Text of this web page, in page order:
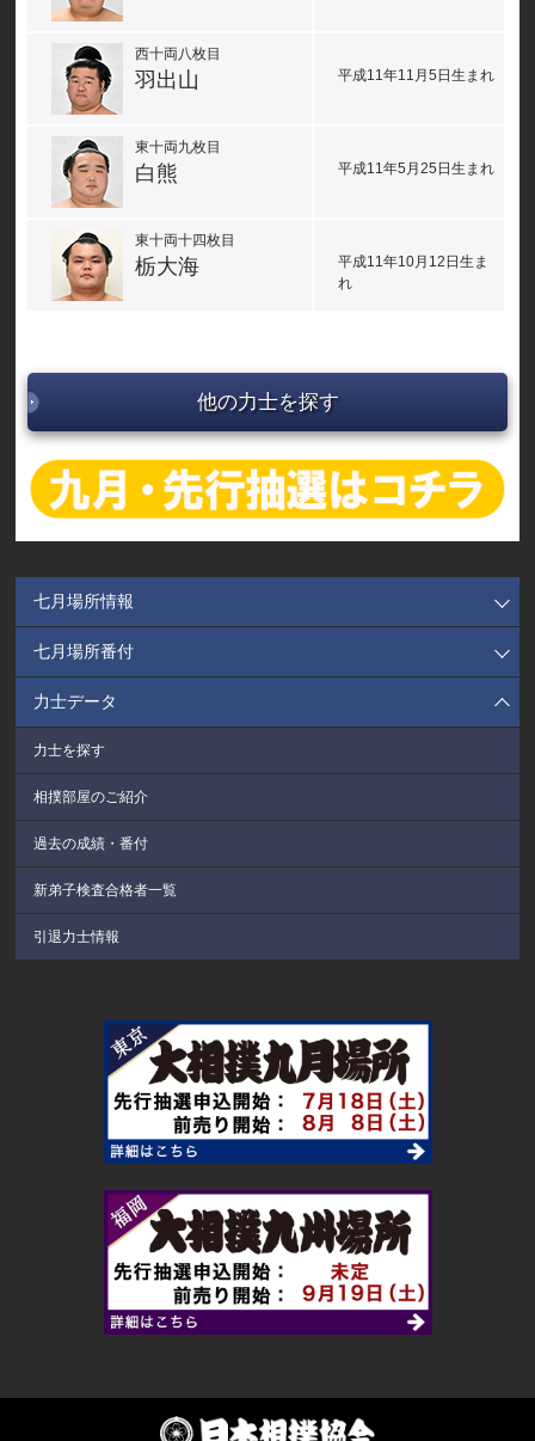
西十両八枚目
羽出山 平成11年11月5日生まれ
東十両九枚目
白熊 平成11年5月25日生まれ
東十両十四枚目
栃大海
平成11年10月12日生ま
れ
他の力士を探す
七月場所情報
七月場所番付
力士データ
力士を探す
相撲部屋のご紹介
過去の成績・番付
新弟子検査合格者一覧
引退力士情報